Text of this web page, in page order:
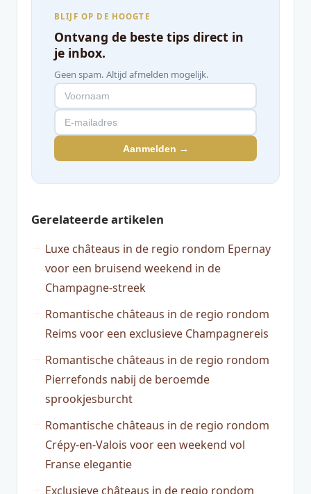
BLIJF OP DE HOOGTE
Ontvang de beste tips direct in
je inbox.
Geen spam. Altijd afmelden mogelijk.
Aanmelden →
Gerelateerde artikelen
Luxe châteaus in de regio rondom Epernay
voor een bruisend weekend in de
Champagne-streek
Romantische châteaus in de regio rondom
Reims voor een exclusieve Champagnereis
Romantische châteaus in de regio rondom
Pierrefonds nabij de beroemde
sprookjesburcht
Romantische châteaus in de regio rondom
Crépy-en-Valois voor een weekend vol
Franse elegantie
Exclusieve châteaus in de regio rondom